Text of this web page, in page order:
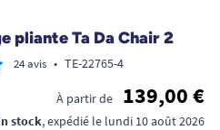
pliante Ta Da Chair 2
24 avis • TE-22765-4
À partir de 139,00 €
stock, expédié le lundi 10 août 2026